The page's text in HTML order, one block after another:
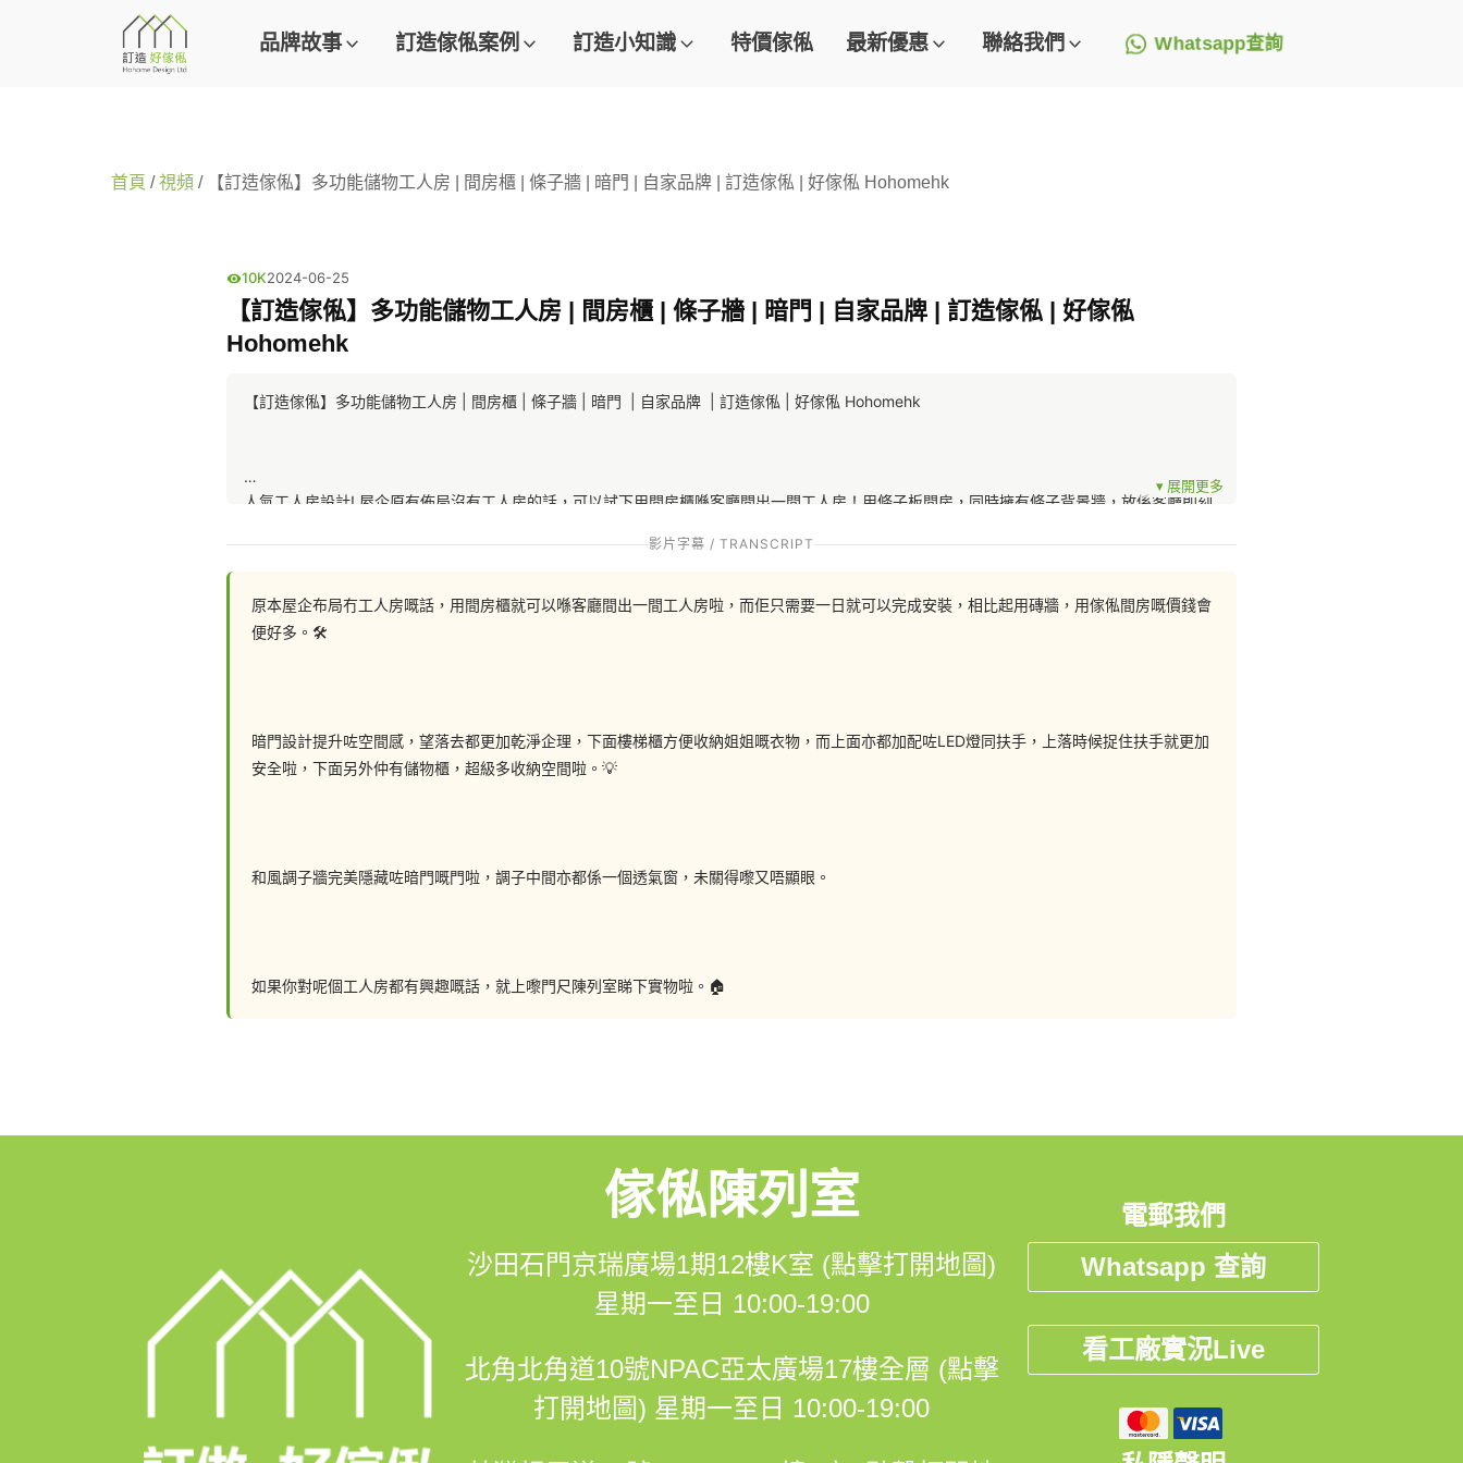
品牌故事 訂造傢俬案例 訂造小知識 特價傢俬 最新優惠 聯絡我們 Whatsapp查詢
首頁 /視頻 / 【訂造傢俬】多功能儲物工人房 | 間房櫃 | 條子牆 | 暗門 | 自家品牌 | 訂造傢俬 | 好傢俬 Hohomehk
10K2024-06-25
【訂造傢俬】多功能儲物工人房 | 間房櫃 | 條子牆 | 暗門 | 自家品牌 | 訂造傢俬 | 好傢俬
Hohomehk
【訂造傢俬】多功能儲物工人房 | 間房櫃 | 條子牆 | 暗門  | 自家品牌  | 訂造傢俬 | 好傢俬 Hohomehk
人氣工人房設計! 屋企原有佈局沒有工人房的話，可以試下用間房櫃喺客廳間出一間工人房！用條子板間房，同時擁有條子背景牆，放係客廳即刻
📲電話: 63658773
Youtube Channel: https://bit.ly/3xNVbOk
🏢北角陳列室: 北角北角道10號亞太廣場17樓全層 (星期一至日 10:00-19:00)
影片字幕 / TRANSCRIPT
原本屋企布局冇工人房嘅話，用間房櫃就可以喺客廳間出一間工人房啦，而佢只需要一日就可以完成安裝，相比起用磚牆，用傢俬間房嘅價錢會
便好多。🛠
暗門設計提升咗空間感，望落去都更加乾淨企理，下面樓梯櫃方便收納姐姐嘅衣物，而上面亦都加配咗LED燈同扶手，上落時候捉住扶手就更加
安全啦，下面另外仲有儲物櫃，超級多收納空間啦。💡
和風調子牆完美隱藏咗暗門嘅門啦，調子中間亦都係一個透氣窗，未關得嚟又唔顯眼。
如果你對呢個工人房都有興趣嘅話，就上嚟門尺陳列室睇下實物啦。🏠
傢俬陳列室
沙田石門京瑞廣場1期12樓K室 (點擊打開地圖)
星期一至日 10:00-19:00
北角北角道10號NPAC亞太廣場17樓全層 (點擊
打開地圖) 星期一至日 10:00-19:00
電郵我們
Whatsapp 查詢
看工廠實況Live